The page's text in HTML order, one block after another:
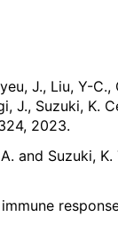
J., Liu, Y-
J., Suzuki, K.
2023.
and Suzuki,